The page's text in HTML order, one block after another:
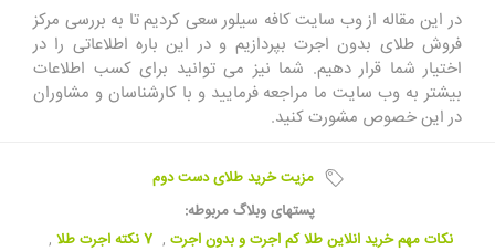
در این مقاله از وب سایت کافه سیلور سعی کردیم تا به بررسی مرکز
فروش طلای بدون اجرت بپردازیم و در این باره اطلاعاتی را در
اختیار شما قرار دهیم. شما نیز می توانید برای کسب اطلاعات
بیشتر به وب سایت ما مراجعه فرمایید و با کارشناسان و مشاوران
در این خصوص مشورت کنید.
مزیت خرید طلای دست دوم
پستهای وبلاگ مربوطه:
نکات مهم خرید انلاین طلا کم اجرت و بدون اجرت , 7 نکته اجرت طلا
,